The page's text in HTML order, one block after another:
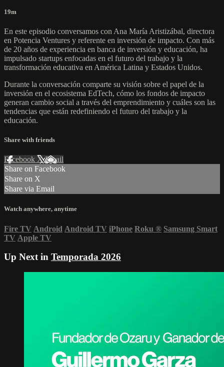
19m
En este episodio conversamos con Ana María Aristizábal, directora
en Potencia Ventures y referente en inversión de impacto. Con más
de 20 años de experiencia en banca de inversión y educación, ha
impulsado startups enfocadas en el futuro del trabajo y la
transformación educativa en América Latina y Estados Unidos.
Durante la conversación comparte su visión sobre el papel de la
inversión en el ecosistema EdTech, cómo los fondos de impacto
generan cambio social a través del emprendimiento y cuáles son las
tendencias que están redefiniendo el futuro del trabajo y la
educación.
Share with friends
Facebook XEmail
Share on Facebook
Share on X
Share via Email
Watch anywhere, anytime
Fire TV Android Android TV iPhone Roku ® Samsung Smart
TV Apple TV
Up Next in Temporada 2026